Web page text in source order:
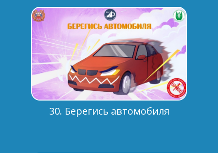
30. Берегись автомобиля